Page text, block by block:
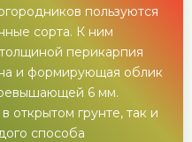
пользуются
сорта. К ним
толщиной перикарпия
и формирующая облик
6 мм.
открытом грунте, так и
способа